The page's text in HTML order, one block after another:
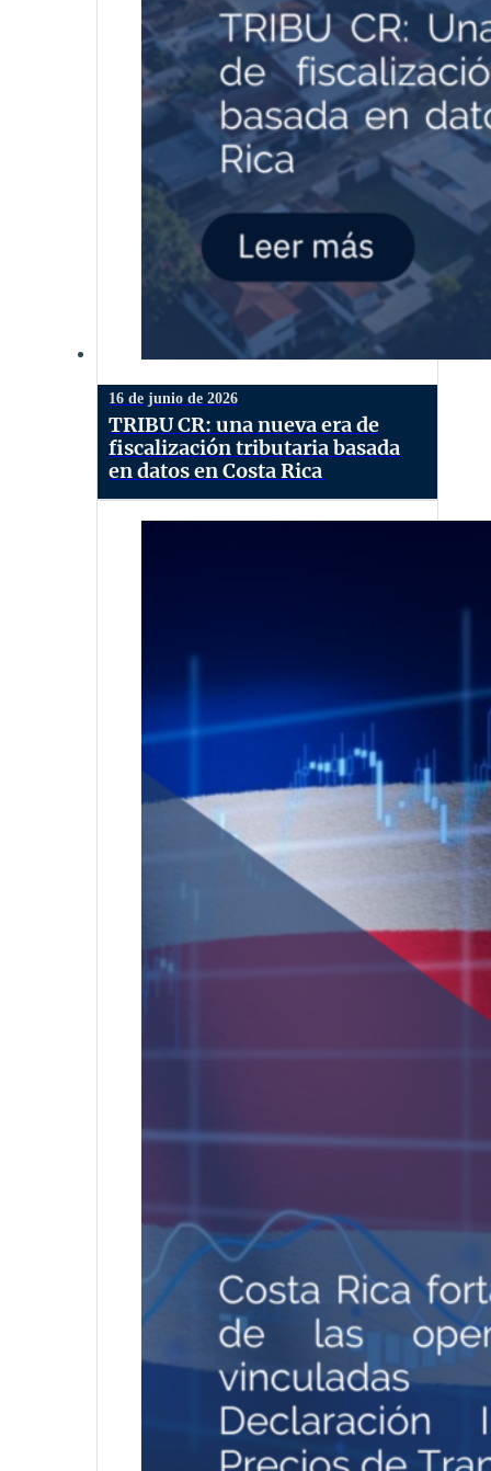
16 de junio de 2026
TRIBU CR: una nueva era de
fiscalización tributaria basada
en datos en Costa Rica